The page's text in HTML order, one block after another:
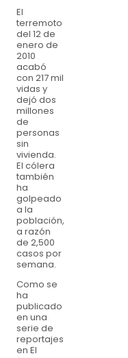
El
terremoto
del 12 de
enero de
2010
acabó
con 217 mil
vidas y
dejó dos
millones
de
personas
sin
vivienda.
El cólera
también
ha
golpeado
a la
población,
a razón
de 2,500
casos por
semana.
Como se
ha
publicado
en una
serie de
reportajes
en El